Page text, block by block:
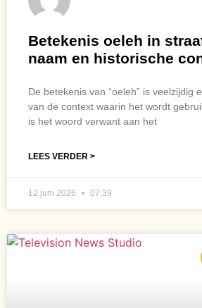
Betekenis oeleh in
naam en historische
De betekenis van “oeleh” is veelzijdig
van de context waarin het wordt
is het woord verwant aan het
LEES VERDER >
12 juni 2026 07:39